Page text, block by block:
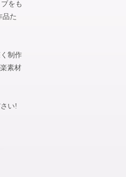
をも
品た
制作
素材
い!